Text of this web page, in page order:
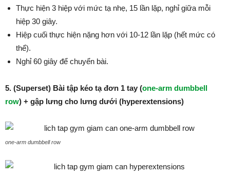
Thực hiện 3 hiệp với mức tạ nhẹ, 15 lần lặp, nghỉ giữa mỗi
hiệp 30 giây.
Hiệp cuối thực hiện nặng hơn với 10-12 lần lặp (hết mức có
thể).
Nghỉ 60 giây để chuyển bài.
5. (Superset) Bài tập kéo tạ đơn 1 tay (one-arm dumbbell
row) + gập lưng cho lưng dưới (hyperextensions)
one-arm dumbbell row